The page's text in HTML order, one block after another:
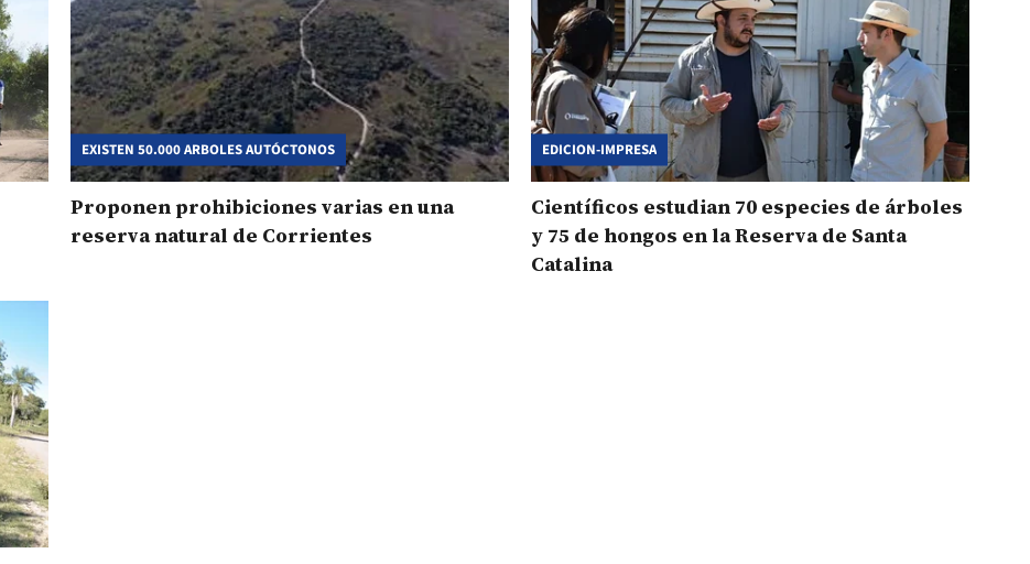
EXISTEN 50.000 ARBOLES AUTÓCTONOS
Proponen prohibiciones varias en una
reserva natural de Corrientes
EDICION-IMPRESA
Científicos estudian 70 especies de árboles
y 75 de hongos en la Reserva de Santa
Catalina